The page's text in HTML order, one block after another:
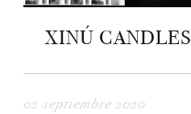
XINÚ CANDLES
02 septiembre 2020